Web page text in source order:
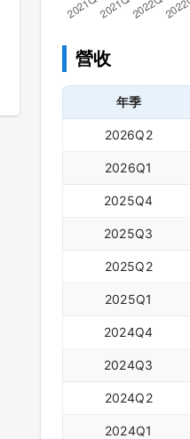
營收
年季
2026Q2
2026Q1
2025Q4
2025Q3
2025Q2
2025Q1
2024Q4
2024Q3
2024Q2
2024Q1